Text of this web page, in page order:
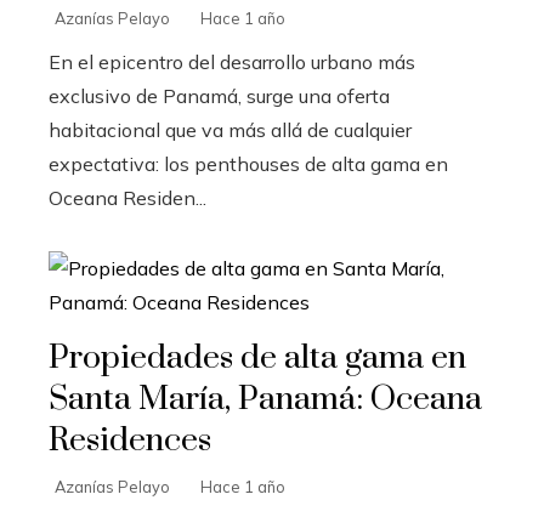
Azanías Pelayo Hace 1 año
En el epicentro del desarrollo urbano más
exclusivo de Panamá, surge una oferta
habitacional que va más allá de cualquier
expectativa: los penthouses de alta gama en
Oceana Residen...
Propiedades de alta gama en
Santa María, Panamá: Oceana
Residences
Azanías Pelayo Hace 1 año